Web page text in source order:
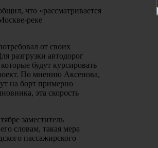
что «рассматривается
реке
от своих
разгрузки автодорог
будут курсировать
По мнению Аксенова,
на борт примерно
эта скорость
заместитель
словам, такая мера
пассажирского